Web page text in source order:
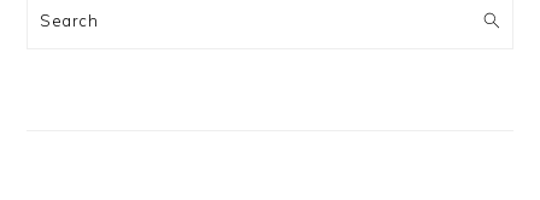
Search